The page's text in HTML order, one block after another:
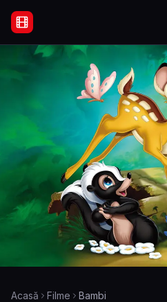
Filme Online Subtitrate - Acasă
Acasă Filme Bambi